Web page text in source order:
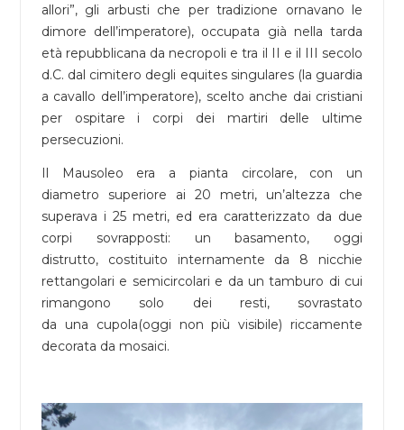
allori”, gli arbusti che per tradizione ornavano le
dimore dell’imperatore), occupata già nella tarda
età repubblicana da necropoli e tra il II e il III secolo
d.C. dal cimitero degli equites singulares (la guardia
a cavallo dell’imperatore), scelto anche dai cristiani
per ospitare i corpi dei martiri delle ultime
persecuzioni.
Il Mausoleo era a pianta circolare, con un
diametro superiore ai 20 metri, un’altezza che
superava i 25 metri, ed era caratterizzato da due
corpi sovrapposti: un basamento, oggi
distrutto, costituito internamente da 8 nicchie
rettangolari e semicircolari e da un tamburo di cui
rimangono solo dei resti, sovrastato
da una cupola(oggi non più visibile) riccamente
decorata da mosaici.